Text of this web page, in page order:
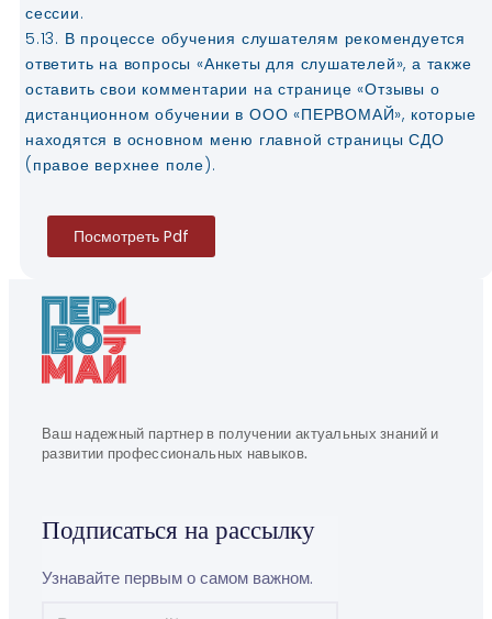
сессии.
5.13. В процессе обучения слушателям рекомендуется
ответить на вопросы «Анкеты для слушателей», а также
оставить свои комментарии на странице «Отзывы о
дистанционном обучении в ООО «ПЕРВОМАЙ», которые
находятся в основном меню главной страницы СДО
(правое верхнее поле).
Посмотреть Pdf
Ваш надежный партнер в получении актуальных знаний и
развитии профессиональных навыков.
Подписаться на рассылку
Узнавайте первым о самом важном.